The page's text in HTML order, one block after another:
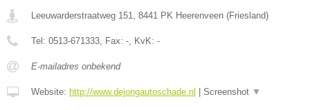
Leeuwarderstraatweg 151 8441 PK Heerenveen (Friesland)
Tel: 0513-671333 , Fax: - , KvK: -
E-mailadres onbekend
Website: http://www.dejongautoschade.nl | Screenshot ▼